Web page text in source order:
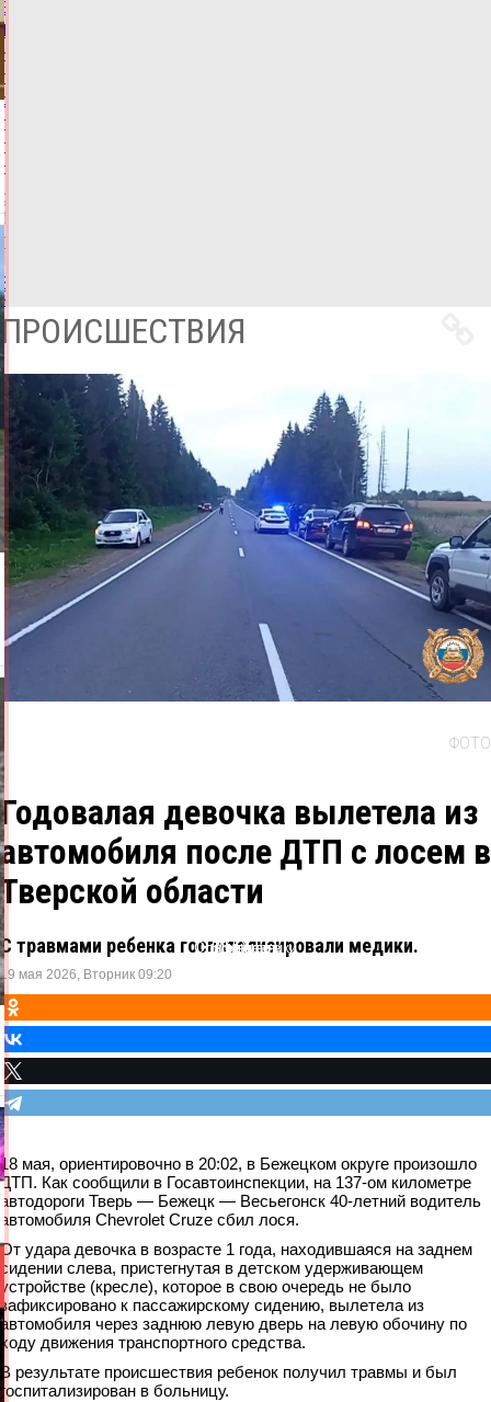
В
Твери
Hyundai
протаранил
стоящее
такси,
пострадали
двое
07.08.2026,
09:12
ФОТО
ПРОИСШЕСТВИЯ
Все
новости
ПРОИСШЕСТВИЯ
ФОТО
Годовалая девочка вылетела из
автомобиля после ДТП с лосем в
Тверской области
С травмами ребенка госпитализировали медики.
19 мая 2026, Вторник 09:20
Одноклассники
ВКонтакте
X
Telegram
18 мая, ориентировочно в 20:02, в Бежецком округе произошло
ДТП. Как сообщили в Госавтоинспекции, на 137-ом километре
автодороги Тверь — Бежецк — Весьегонск 40-летний водитель
автомобиля Chevrolet Cruze сбил лося.
От удара девочка в возрасте 1 года, находившаяся на заднем
сидении слева, пристегнутая в детском удерживающем
устройстве (кресле), которое в свою очередь не было
зафиксировано к пассажирскому сидению, вылетела из
автомобиля через заднюю левую дверь на левую обочину по
ходу движения транспортного средства.
В результате происшествия ребенок получил травмы и был
госпитализирован в больницу.